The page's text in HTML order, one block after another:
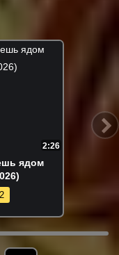
2:14
(Премьера